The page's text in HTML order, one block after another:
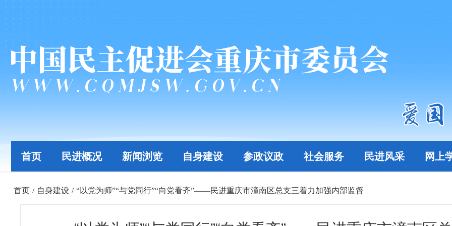
首页 民进概况 新闻浏览 自身建设 参政议政 社会服务 民进风采 网上
首页 / 自身建设 / “以党为师”“与党同行”“向党看齐”——民进重庆市潼南区总支三着力加强内部监督